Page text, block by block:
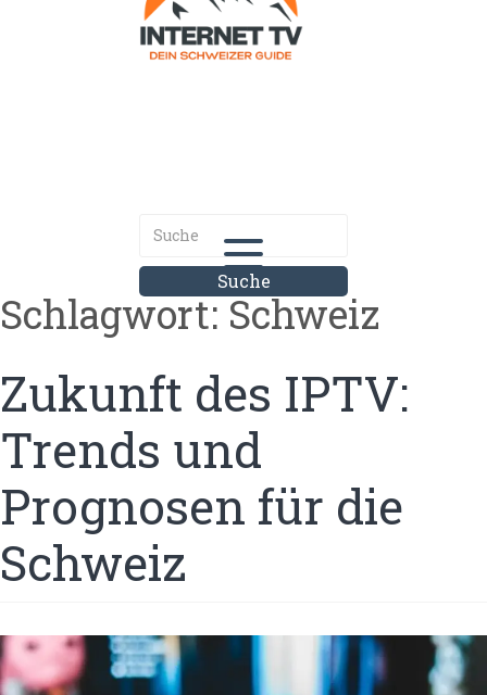
Schlagwort:Schweiz
Zukunft des IPTV:
Trends und
Prognosen für die
Schweiz